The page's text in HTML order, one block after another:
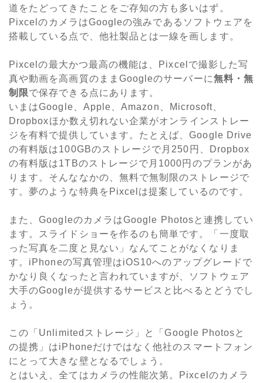
道をたどってきたことをご存知の方も多いはず。
PixcelのカメラはGoogleの強みであるソフトウェアを
搭載している点で、他社製品とは一線を画します。
Pixcelの最大かつ最高の機能は、Pixcelで撮影した写
真や動画を高画質のままGoogleのサーバーに無料・無
制限で保存できる点にあります。
いまはGoogle、Apple、Amazon、Microsoft、
Dropboxほか数え切れない企業がオンラインストレー
ジを有料で提供しています。たとえば、Google Drive
の有料版は100GBのストレージで月250円、Dropbox
の有料版は1TBのストレージで月1000円のプランがあ
ります。そんななかの、無料で無制限のストレージで
す。夢のような特典をPixcelは提案しているのです。
また、GoogleのカメラはGoogle Photosと連携してい
ます。スライドショーを作るのも簡単です。「一度取
った写真を二度と見ない」なんてことがなくなりま
す。iPhoneの写真管理はiOS10へのアップグレードで
かなり良くなったと言われていますが、ソフトウェア
大手のGoogleが提供するサービスと比べるとどうでし
ょう。
この「Unlimitedストレージ」と「Google Photosと
の提携」はiPhoneだけではなく他社のスマートフォン
にとって大きな壁となるでしょう。
とはいえ、全てはカメラの性能次第。Pixcelのカメラ